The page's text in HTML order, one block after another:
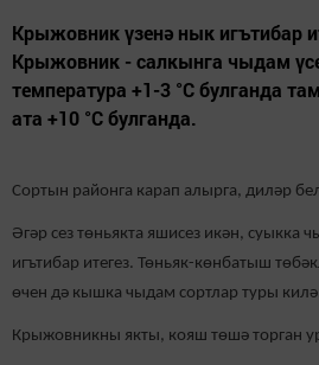
Крыжовник үзенә нык игътибар
Крыжовник - салкынга чыдам
температура +1-3 °C булганда
ата +10 °C булганда.
Сортын районга карап алырга, диләр
Әгәр сез төньякта яшисез икән, суыкка
игътибар итегез. Төньяк-көнбатыш
өчен дә кышка чыдам сортлар туры
Крыжовникны якты, кояш төшә торган